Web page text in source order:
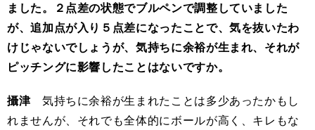
ました。２点差の状態でブルペンで調整していました
が、追加点が入り５点差になったことで、気を抜いたわ
けじゃないでしょうが、気持ちに余裕が生まれ、それが
ピッチングに影響したことはないですか。
攝津気持ちに余裕が生まれたことは多少あったかもし
れませんが、それでも全体的にボールが高く、キレもな